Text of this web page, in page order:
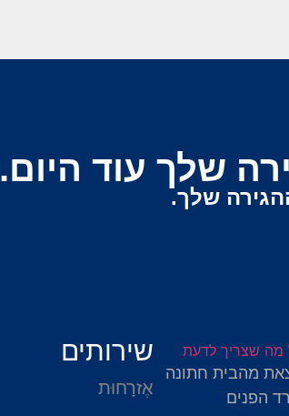
שלך עוד היום.
שלך.
מהבית חתונה
הפנים
שירותים
אֶזרָחוּת